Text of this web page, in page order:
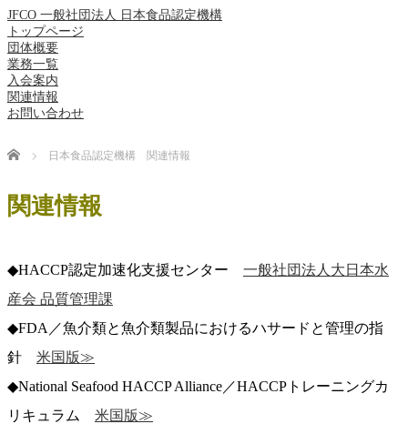
JFCO 一般社団法人 日本食品認定機構
トップページ
団体概要
業務一覧
入会案内
関連情報
お問い合わせ
Home 日本食品認定機構 関連情報
関連情報
◆HACCP認定加速化支援センター 一般社団法人大日本水
産会 品質管理課
◆FDA／魚介類と魚介類製品におけるハサードと管理の指
針 米国版≫
◆National Seafood HACCP Alliance／HACCPトレーニングカ
リキュラム 米国版≫